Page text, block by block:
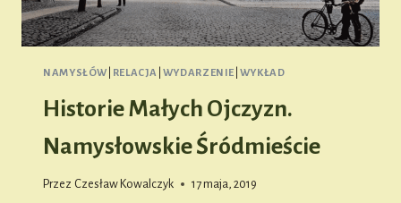
NAMYSŁÓW RELACJA WYDARZENIE WYKŁAD
Historie Małych Ojczyzn.
Namysłowskie Śródmieście
Przez Czesław Kowalczyk 17 maja, 2019